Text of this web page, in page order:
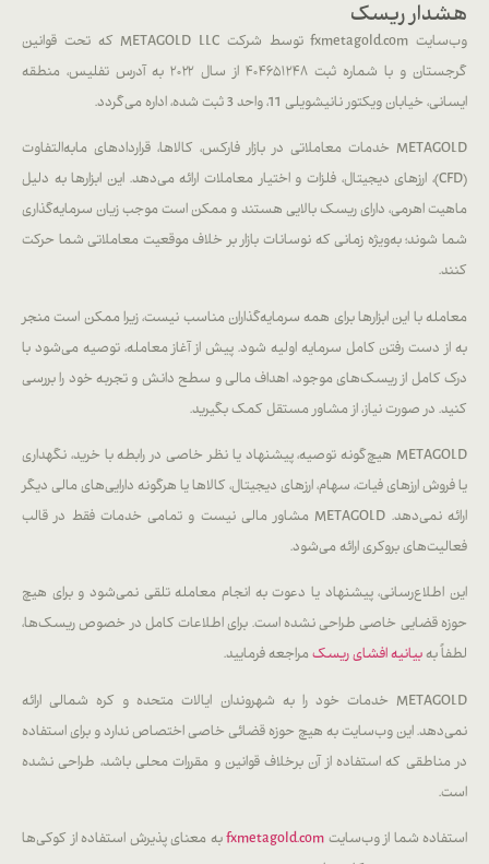
هشدار ریسک
وب‌سایت fxmetagold.com توسط شرکت METAGOLD LLC که تحت قوانین
گرجستان و با شماره ثبت ۴۰۴۶۵۱۲۴۸ از سال ۲۰۲۲ به آدرس تفلیس، منطقه
ایسانی، خیابان ویکتور نانیشویلی 11، واحد 3 ثبت شده، اداره می‌گردد.
METAGOLD خدمات معاملاتی در بازار فارکس، کالاها، قراردادهای مابه‌التفاوت
(CFD)، ارزهای دیجیتال، فلزات و اختیار معاملات ارائه می‌دهد. این ابزارها به دلیل
ماهیت اهرمی، دارای ریسک بالایی هستند و ممکن است موجب زیان سرمایه‌گذاری
شما شوند؛ به‌ویژه زمانی که نوسانات بازار بر خلاف موقعیت معاملاتی شما حرکت
کنند.
معامله با این ابزارها برای همه سرمایه‌گذاران مناسب نیست، زیرا ممکن است منجر
به از دست رفتن کامل سرمایه اولیه شود. پیش از آغاز معامله، توصیه می‌شود با
درک کامل از ریسک‌های موجود، اهداف مالی و سطح دانش و تجربه خود را بررسی
کنید. در صورت نیاز، از مشاور مستقل کمک بگیرید.
METAGOLD هیچ‌گونه توصیه، پیشنهاد یا نظر خاصی در رابطه با خرید، نگهداری
یا فروش ارزهای فیات، سهام، ارزهای دیجیتال، کالاها یا هرگونه دارایی‌های مالی دیگر
ارائه نمی‌دهد. METAGOLD مشاور مالی نیست و تمامی خدمات فقط در قالب
فعالیت‌های بروکری ارائه می‌شود.
این اطلاع‌رسانی، پیشنهاد یا دعوت به انجام معامله تلقی نمی‌شود و برای هیچ
حوزه قضایی خاصی طراحی نشده است. برای اطلاعات کامل در خصوص ریسک‌ها،
لطفاً بهبیانیه افشای ریسک مراجعه فرمایید.
METAGOLD خدمات خود را به شهروندان ایالات متحده و کره شمالی ارائه
نمی‌دهد. این وب‌سایت به هیچ حوزه قضائی خاصی اختصاص ندارد و برای استفاده
در مناطقی که استفاده از آن برخلاف قوانین و مقررات محلی باشد، طراحی نشده
است.
استفاده شما از وب‌سایت fxmetagold.comبه معنای پذیرش استفاده از کوکی‌ها